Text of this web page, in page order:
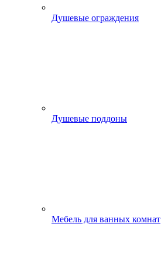
Душевые ограждения
Душевые поддоны
Мебель для ванных комнат